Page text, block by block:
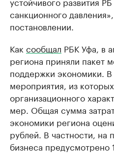
санкционного
постановлении.
Как сообщал РБК Уфа, в
региона приняли пакет
поддержки экономики.
мероприятия, из
организационного
мер. Общая сумма
экономики региона
рублей. В частности, на
бизнеса предусмотрено